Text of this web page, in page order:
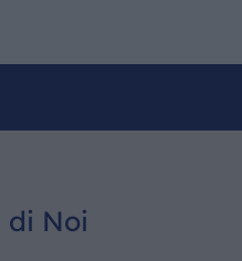
di Noi